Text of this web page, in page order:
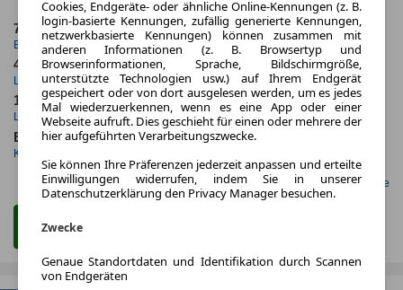
7.2021
Erstzulassung
5.000,0 km
Jahrliche Fahrleistung
48 Monate
Laufzeit
31.197 km
Kilometerstand
1.0
Leasingfaktor
ca. 449 kW (610 PS)
Leistung
Benzin
Kraftstoff
Gefunden auf LeasingMarkt.de
Zum Leasing Angebot
Cookies, Endgeräte- oder ähnliche Online-Kennungen (z. B.
login-basierte Kennungen, zufällig generierte Kennungen,
netzwerkbasierte Kennungen) können zusammen mit
anderen Informationen (z. B. Browsertyp und
Browserinformationen, Sprache, Bildschirmgröße,
unterstützte Technologien usw.) auf Ihrem Endgerät
gespeichert oder von dort ausgelesen werden, um es jedes
Mal wiederzuerkennen, wenn es eine App oder einer
Webseite aufruft. Dies geschieht für einen oder mehrere der
hier aufgeführten Verarbeitungszwecke.
Sie können Ihre Präferenzen jederzeit anpassen und erteilte
Einwilligungen widerrufen, indem Sie in unserer
Datenschutzerklärung den Privacy Manager besuchen.
Zwecke
Genaue Standortdaten und Identifikation durch Scannen
von Endgeräten